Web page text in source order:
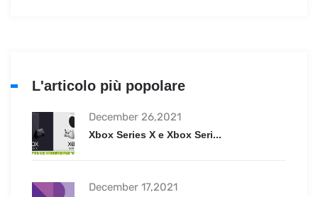
L'articolo più popolare
December 26,2021
Xbox Series X e Xbox Seri...
December 17,2021